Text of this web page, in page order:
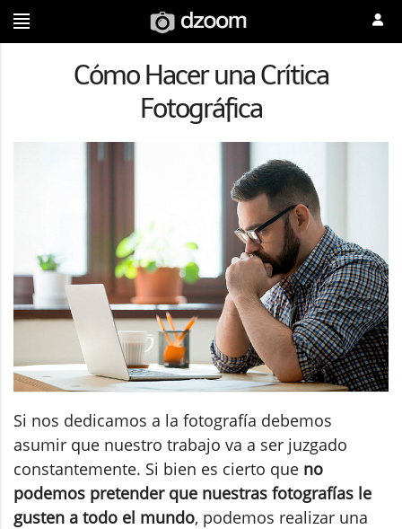
Cómo Hacer una Crítica
Fotográfica
Si nos dedicamos a la fotografía debemos
asumir que nuestro trabajo va a ser juzgado
constantemente. Si bien es cierto que no
podemos pretender que nuestras fotografías le
gusten a todo el mundo, podemos realizar una